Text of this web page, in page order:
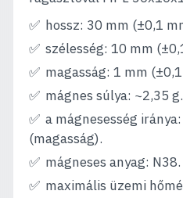
hossz: 30 mm (±0,1
szélesség: 10 mm
magasság: 1 mm
mágnes súlya: ~2,35 g.
a mágnesesség
(magasság).
mágneses anyag: N38.
maximális üzemi